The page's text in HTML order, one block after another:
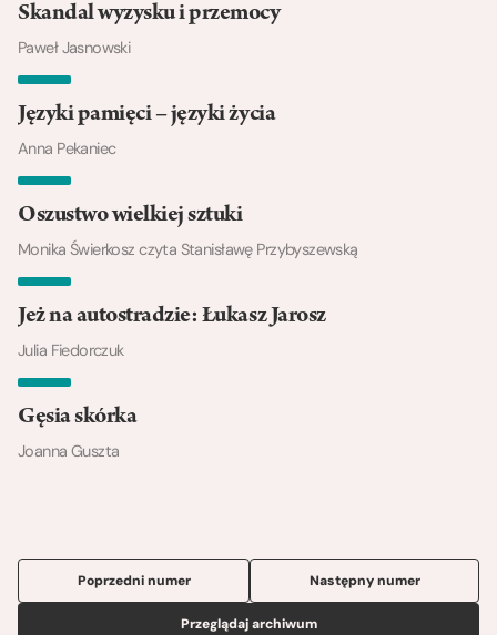
Skandal wyzysku i przemocy
Paweł Jasnowski
Języki pamięci – języki życia
Anna Pekaniec
Oszustwo wielkiej sztuki
Monika Świerkosz czyta Stanisławę Przybyszewską
Jeż na autostradzie: Łukasz Jarosz
Julia Fiedorczuk
Gęsia skórka
Joanna Guszta
Poprzedni numer
Przeglądaj archiwum
Następny numer